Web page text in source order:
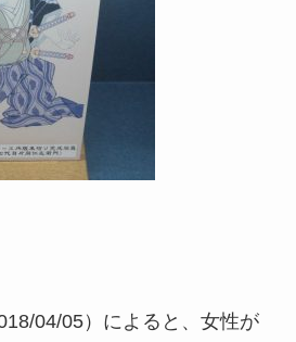
04/05）によると、女性が